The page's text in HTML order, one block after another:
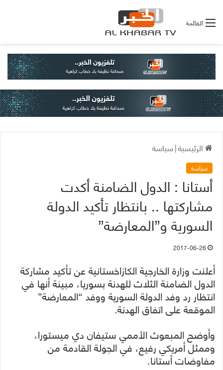
القائمة
الرئيسية|سياسة
سياسة
أستانا : الدول الضامنة أكدت
مشاركتها .. بانتظار تأكيد الدولة
السورية و”المعارضة”
2017-06-26
أعلنت وزارة الخارجية الكازاخستانية عن تأكيد مشاركة
الدول الضامنة الثلاث للهدنة بسوريا، مبينة أنها في
انتظار رد وفد الدولة السورية ووفد “المعارضة”
الموقعة على اتفاق الهدنة.
وأوضح المبعوث الأممي ستيفان دي ميستورا،
وممثل أمريكي رفيع، في الجولة القادمة من
مفاوضات أستانا.